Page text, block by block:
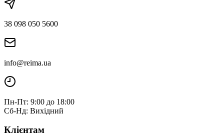
38 098 050 5600
info@reima.ua
Пн-Пт: 9:00 до 18:00
Сб-Нд: Вихідний
Клієнтам